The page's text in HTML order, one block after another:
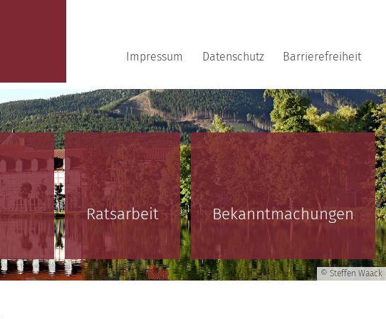
Impressum Datenschutz Barrierefreiheit
Ratsarbeit Bekanntmachungen
© Steffen Waack